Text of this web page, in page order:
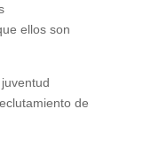
ellos son
de